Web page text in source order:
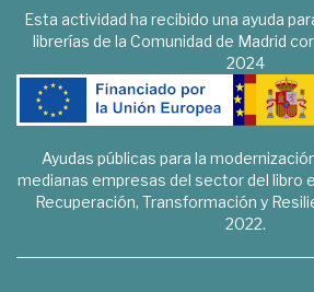
Esta actividad ha recibido una ayuda
librerías de la Comunidad de Madrid
2024
Ayudas públicas para la
medianas empresas del sector del libro
Recuperación, Transformación y
2022.